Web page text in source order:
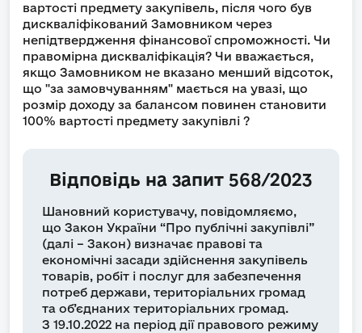
вартості предмету закупівель, після чого був
дискваліфікований Замовником через
непідтвердження фінансової спроможності. Чи
правомірна дискваліфікація? Чи вважається,
якщо Замовником не вказано менший відсоток,
що "за замовчуванням" мається на увазі, що
розмір доходу за балансом повинен становити
100% вартості предмету закупівлі ?
Відповідь на запит 568/2023
Шановний користувачу, повідомляємо,
що Закон України “Про публічні закупівлі”
(далі – Закон) визначає правові та
економічні засади здійснення закупівель
товарів, робіт і послуг для забезпечення
потреб держави, територіальних громад
та об’єднаних територіальних громад.
З 19.10.2022 на період дії правового режиму